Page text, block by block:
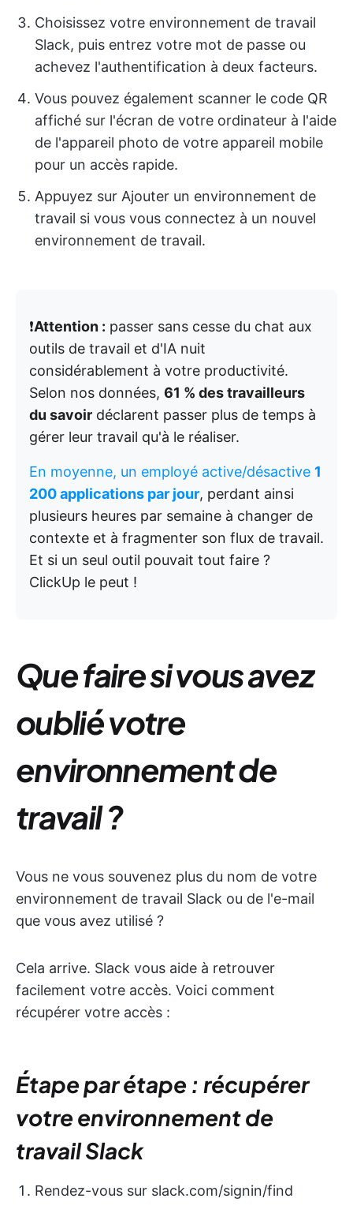
Choisissez votre environnement de travail
Slack, puis entrez votre mot de passe ou
achevez l'authentification à deux facteurs.
Vous pouvez également scanner le code QR
affiché sur l'écran de votre ordinateur à l'aide
de l'appareil photo de votre appareil mobile
pour un accès rapide.
Appuyez sur Ajouter un environnement de
travail si vous vous connectez à un nouvel
environnement de travail.
❗️Attention : passer sans cesse du chat aux
outils de travail et d'IA nuit
considérablement à votre productivité.
Selon nos données, 61 % des travailleurs
du savoir déclarent passer plus de temps à
gérer leur travail qu'à le réaliser.
En moyenne, un employé active/désactive 1
200 applications par jour, perdant ainsi
plusieurs heures par semaine à changer de
contexte et à fragmenter son flux de travail.
Et si un seul outil pouvait tout faire ?
ClickUp le peut !
Que faire si vous avez
oublié votre
environnement de
travail ?
Vous ne vous souvenez plus du nom de votre
environnement de travail Slack ou de l'e-mail
que vous avez utilisé ?
Cela arrive. Slack vous aide à retrouver
facilement votre accès. Voici comment
récupérer votre accès :
Étape par étape : récupérer
votre environnement de
travail Slack
Rendez-vous sur slack.com/signin/find